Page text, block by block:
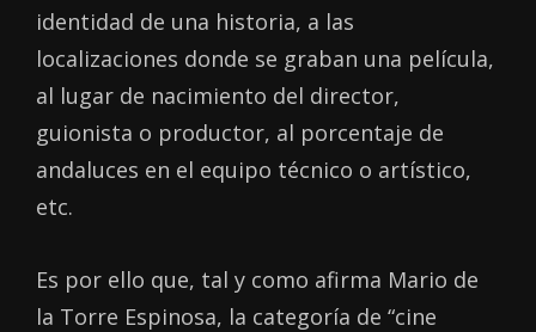
identidad de una historia, a las
localizaciones donde se graban una película,
al lugar de nacimiento del director,
guionista o productor, al porcentaje de
andaluces en el equipo técnico o artístico,
etc.
Es por ello que, tal y como afirma Mario de
la Torre Espinosa, la categoría de “cine